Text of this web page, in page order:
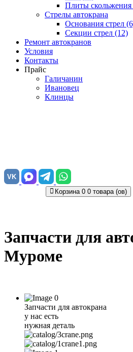
Плиты скольжения
Стрелы автокрана
Основания стрел
Секции стрел (12)
Ремонт автокранов
Условия
Контакты
Прайс
Галичанин
Ивановец
Клинцы
VK
Корзина 0 0 товара (ов)
Запчасти для
Муроме
Запчасти для автокрана
у нас есть
нужная деталь